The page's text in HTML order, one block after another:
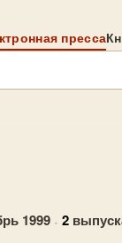
пресса
1999 · 2